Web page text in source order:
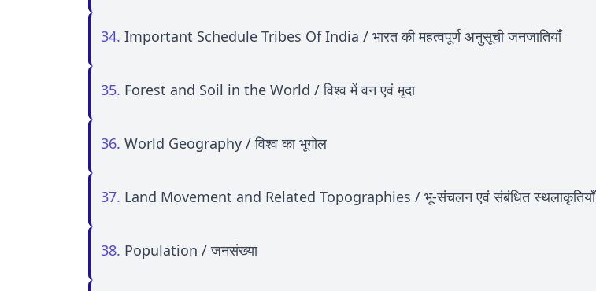
34. Important Schedule Tribes Of India / भारत की महत्वपूर्ण अनुसूची जनजातियाँ
35. Forest and Soil in the World / विश्व में वन एवं मृदा
36. World Geography / विश्व का भूगोल
37. Land Movement and Related Topographies / भू-संचलन एवं संबंधित स्थलाकृतियाँ
38. Population / जनसंख्या